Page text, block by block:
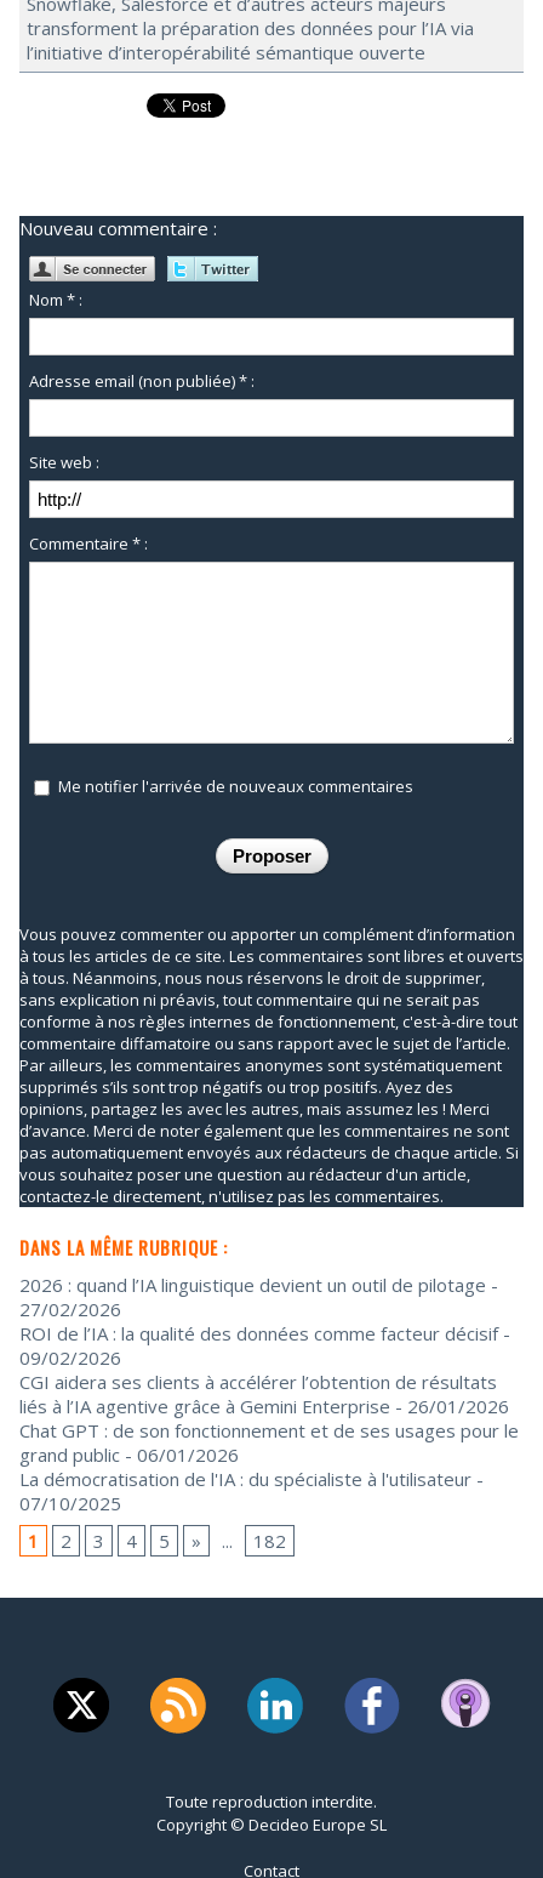
transforment la préparation des données pour l’IA via
l’initiative d’interopérabilité sémantique ouverte
Nouveau commentaire :
Nom * :
Adresse email (non publiée) * :
Site web :
Commentaire * :
Me notifier l'arrivée de nouveaux commentaires
Vous pouvez commenter ou apporter un complément d’information
à tous les articles de ce site. Les commentaires sont libres et ouverts
à tous. Néanmoins, nous nous réservons le droit de supprimer,
sans explication ni préavis, tout commentaire qui ne serait pas
conforme à nos règles internes de fonctionnement, c'est-à-dire tout
commentaire diffamatoire ou sans rapport avec le sujet de l’article.
Par ailleurs, les commentaires anonymes sont systématiquement
supprimés s’ils sont trop négatifs ou trop positifs. Ayez des
opinions, partagez les avec les autres, mais assumez les ! Merci
d’avance. Merci de noter également que les commentaires ne sont
pas automatiquement envoyés aux rédacteurs de chaque article. Si
vous souhaitez poser une question au rédacteur d'un article,
contactez-le directement, n'utilisez pas les commentaires.
DANS LA MÊME RUBRIQUE :
2026 : quand l’IA linguistique devient un outil de pilotage -
27/02/2026
ROI de l’IA : la qualité des données comme facteur décisif -
09/02/2026
CGI aidera ses clients à accélérer l’obtention de résultats
liés à l’IA agentive grâce à Gemini Enterprise - 26/01/2026
Chat GPT : de son fonctionnement et de ses usages pour le
grand public - 06/01/2026
La démocratisation de l'IA : du spécialiste à l'utilisateur -
07/10/2025
1
2 3 4 5 » ... 182
Toute reproduction interdite.
Copyright © Decideo Europe SL
Contact